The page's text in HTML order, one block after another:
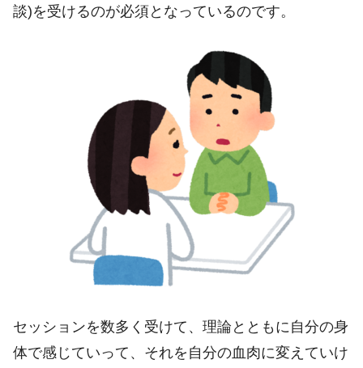
談)を受けるのが必須となっているのです。
セッションを数多く受けて、理論とともに自分の身
体で感じていって、それを自分の血肉に変えていけ